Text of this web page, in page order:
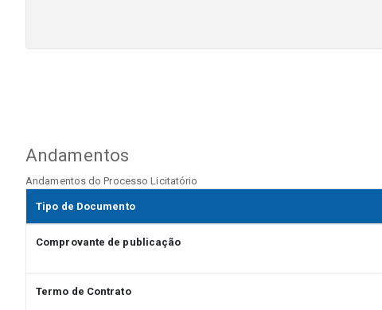
Andamentos
Andamentos do Processo Licitatório
Tipo de Documento
Comprovante de publicação
Termo de Contrato